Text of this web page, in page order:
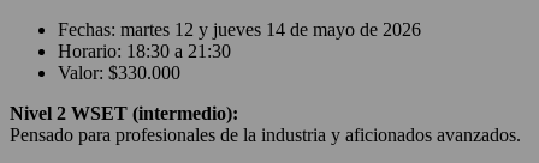
Fechas: martes 12 y jueves 14 de mayo de 2026
Horario: 18:30 a 21:30
Valor: $330.000
Nivel 2 WSET (intermedio):
Pensado para profesionales de la industria y aficionados avanzados.